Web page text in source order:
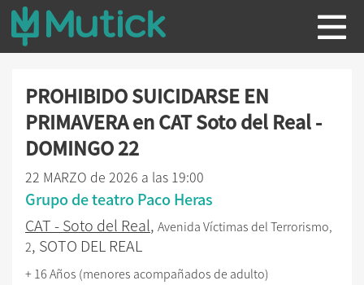
PROHIBIDO SUICIDARSE EN
PRIMAVERA en CAT Soto del Real -
DOMINGO 22
22 MARZO de 2026 a las 19:00
Grupo de teatro Paco Heras
CAT - Soto del Real, Avenida Víctimas del Terrorismo,
2, SOTO DEL REAL
+ 16 Años (menores acompañados de adulto)